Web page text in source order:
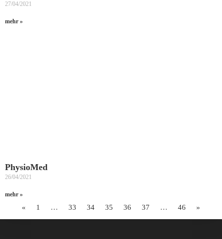
27/04/2021
mehr »
PhysioMed
26/04/2021
mehr »
« 1 … 33 34 35 36 37 … 46 »